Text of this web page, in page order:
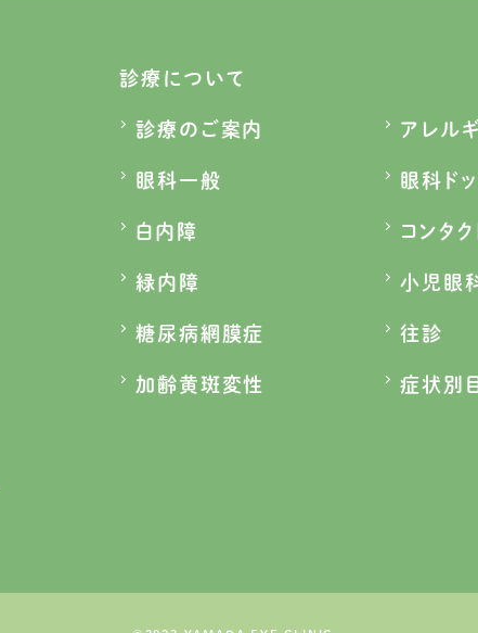
診療について
診療のご案内
眼科一般
白内障
緑内障
糖尿病網膜症
加齢黄斑変性
アレル
眼科ドッ
コンタ
小児眼
往診
症状別